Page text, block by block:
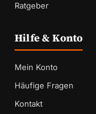
Ratgeber
Hilfe & Konto
Mein Konto
Häufige Fragen
Kontakt